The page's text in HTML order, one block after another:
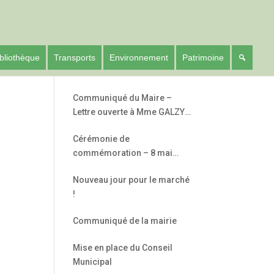
Transports Environnement Patrimoine
Communiqué du Maire –
Lettre ouverte à Mme GALZY
5ème circonscription
Cérémonie de
commémoration – 8 mai
Nouveau jour pour le marché
!
Communiqué de la mairie
Mise en place du Conseil
Municipal